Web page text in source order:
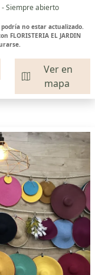
Siempre abierto
no estar actualizado.
FLORISTERIA EL JARDIN
Ver en
mapa